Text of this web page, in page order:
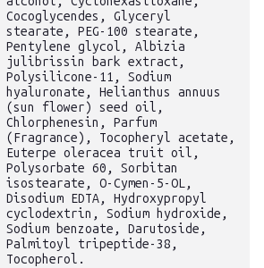
Cocoglycendes, Glyceryl
stearate, PEG-100 stearate,
Pentylene glycol, Albizia
julibrissin bark extract,
Polysilicone-11, Sodium
hyaluronate, Helianthus annuus
(sun flower) seed oil,
Chlorphenesin, Parfum
(Fragrance), Tocopheryl acetate,
Euterpe oleracea truit oil,
Polysorbate 60, Sorbitan
isostearate, O-Cymen-5-OL,
Disodium EDTA, Hydroxypropyl
cyclodextrin, Sodium hydroxide,
Sodium benzoate, Darutoside,
Palmitoyl tripeptide-38,
Tocopherol.